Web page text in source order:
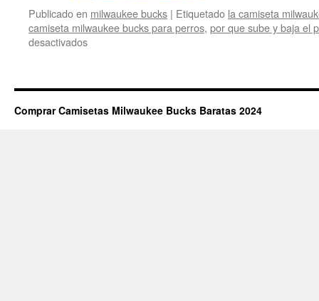
Publicado en milwaukee bucks | Etiquetado la camiseta
camiseta milwaukee bucks para perros, por que sube y baja el
desactivadosen
baratas
Comprar Camisetas Milwaukee Bucks Baratas 2024